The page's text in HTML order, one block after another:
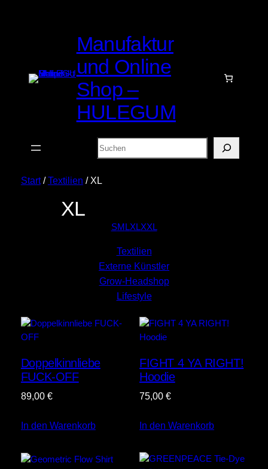
Manufaktur
und Online
Shop –
HULEGUM
Suchen
Start/Textilien / XL
XL
SM LXLXXL
Textilien
Externe Künstler
Grow-Headshop
Lifestyle
Doppelkinnliebe
FUCK-OFF
89,00 €
In den Warenkorb
FIGHT 4 YA RIGHT!
Hoodie
75,00€
In den Warenkorb